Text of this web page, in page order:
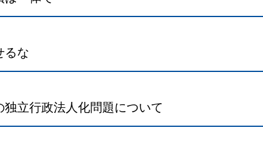
るな
立行政法人化問題について